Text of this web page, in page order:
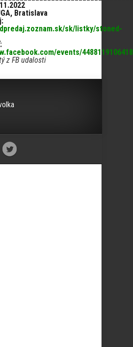
Bratislava
sk/listky/stoned-
events/
z FB udalosti